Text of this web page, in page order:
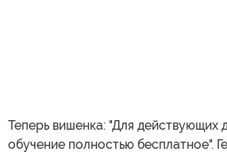
Теперь вишенка: "Для действующих
обучение полностью бесплатное".